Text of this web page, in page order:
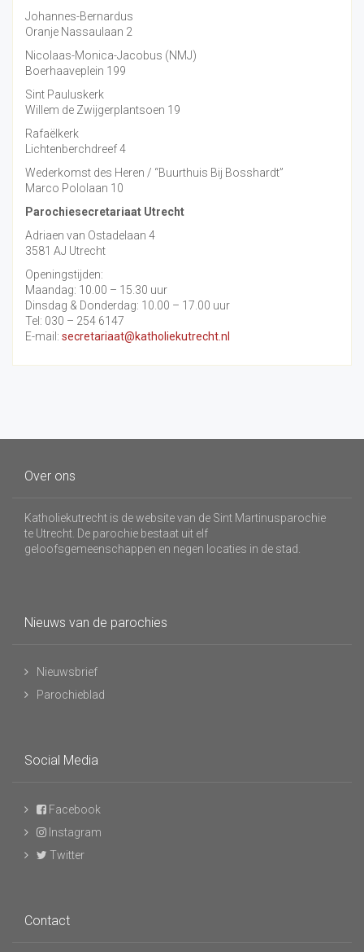
Johannes-Bernardus
Oranje Nassaulaan 2
Nicolaas-Monica-Jacobus (NMJ)
Boerhaaveplein 199
Sint Pauluskerk
Willem de Zwijgerplantsoen 19
Rafaëlkerk
Lichtenberchdreef 4
Wederkomst des Heren / “Buurthuis Bij Bosshardt”
Marco Pololaan 10
Parochiesecretariaat Utrecht
Adriaen van Ostadelaan 4
3581 AJ Utrecht
Openingstijden:
Maandag: 10.00 – 15.30 uur
Dinsdag & Donderdag: 10.00 – 17.00 uur
Tel: 030 – 254 6147
E-mail: secretariaat@katholiekutrecht.nl
Over ons
Katholiekutrecht is de website van de Sint Martinusparochie
te Utrecht. De parochie bestaat uit elf
geloofsgemeenschappen en negen locaties in de stad.
Nieuws van de parochies
Nieuwsbrief
Parochieblad
Social Media
Facebook
Instagram
Twitter
Contact